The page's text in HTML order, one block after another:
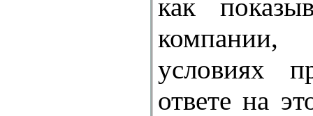
как
условиях
ответе на